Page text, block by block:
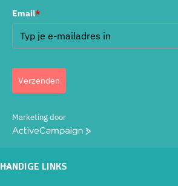
Email*
Verzenden
Marketing door
ActiveCampaign
HANDIGE LINKS